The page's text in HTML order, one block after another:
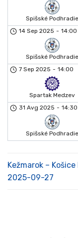
Spišské Podhradie
14 Sep 2025 - 14:00
Spišské Podhradie
7 Sep 2025 - 14:00
Spartak Medzev
31 Avg 2025 - 14:30
Spišské Podhradie
Kežmarok – Košice
2025-09-27